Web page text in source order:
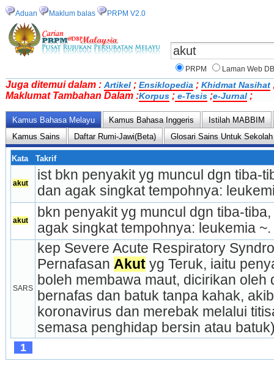
Aduan Maklum balas PRPM V2.0
PRPM Laman Web
Juga ditemui dalam : Artikel ; Ensiklopedia ; Khidmat Nasihat
Maklumat Tambahan Dalam :Korpus ; e-Tesis ;e-Jurnal ;
Kamus Bahasa Melayu Kamus Bahasa Inggeris
Istilah MABBIM
Kamus Sains
Daftar Rumi-Jawi(Beta) Glosari Sains Untuk Sekolah
Kata Takrif
akut
ist bkn penyakit yg muncul dgn tiba-
dan agak singkat tempohnya:
akut
bkn penyakit yg muncul dgn tiba-
agak singkat tempoh­nya: leukemia ~.
SARS
kep Severe Acute Respiratory
Pernafasan Akut yg Teruk, iaitu
boleh membawa maut, dicirikan oleh
bernafas dan batuk tanpa kahak,
koronavirus dan merebak melalui
semasa penghidap bersin atau
1